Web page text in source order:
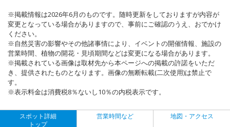
※掲載情報は2026年6月のものです。随時更新をしておりますが内容が
変更となっている場合がありますので、事前にご確認のうえ、おでかけ
ください。
※自然災害の影響やその他諸事情により、イベントの開催情報、施設の
営業時間、植物の開花・見頃期間などは変更になる場合があります。
※掲載されている画像は取材先から本ページへの掲載の許諾をいただ
き、提供されたものとなります。画像の無断転載(二次使用)は禁止で
す。
※表示料金は消費税8％ないし10％の内税表示です。
スポット詳細
トップ
営業時間など 地図・アクセス